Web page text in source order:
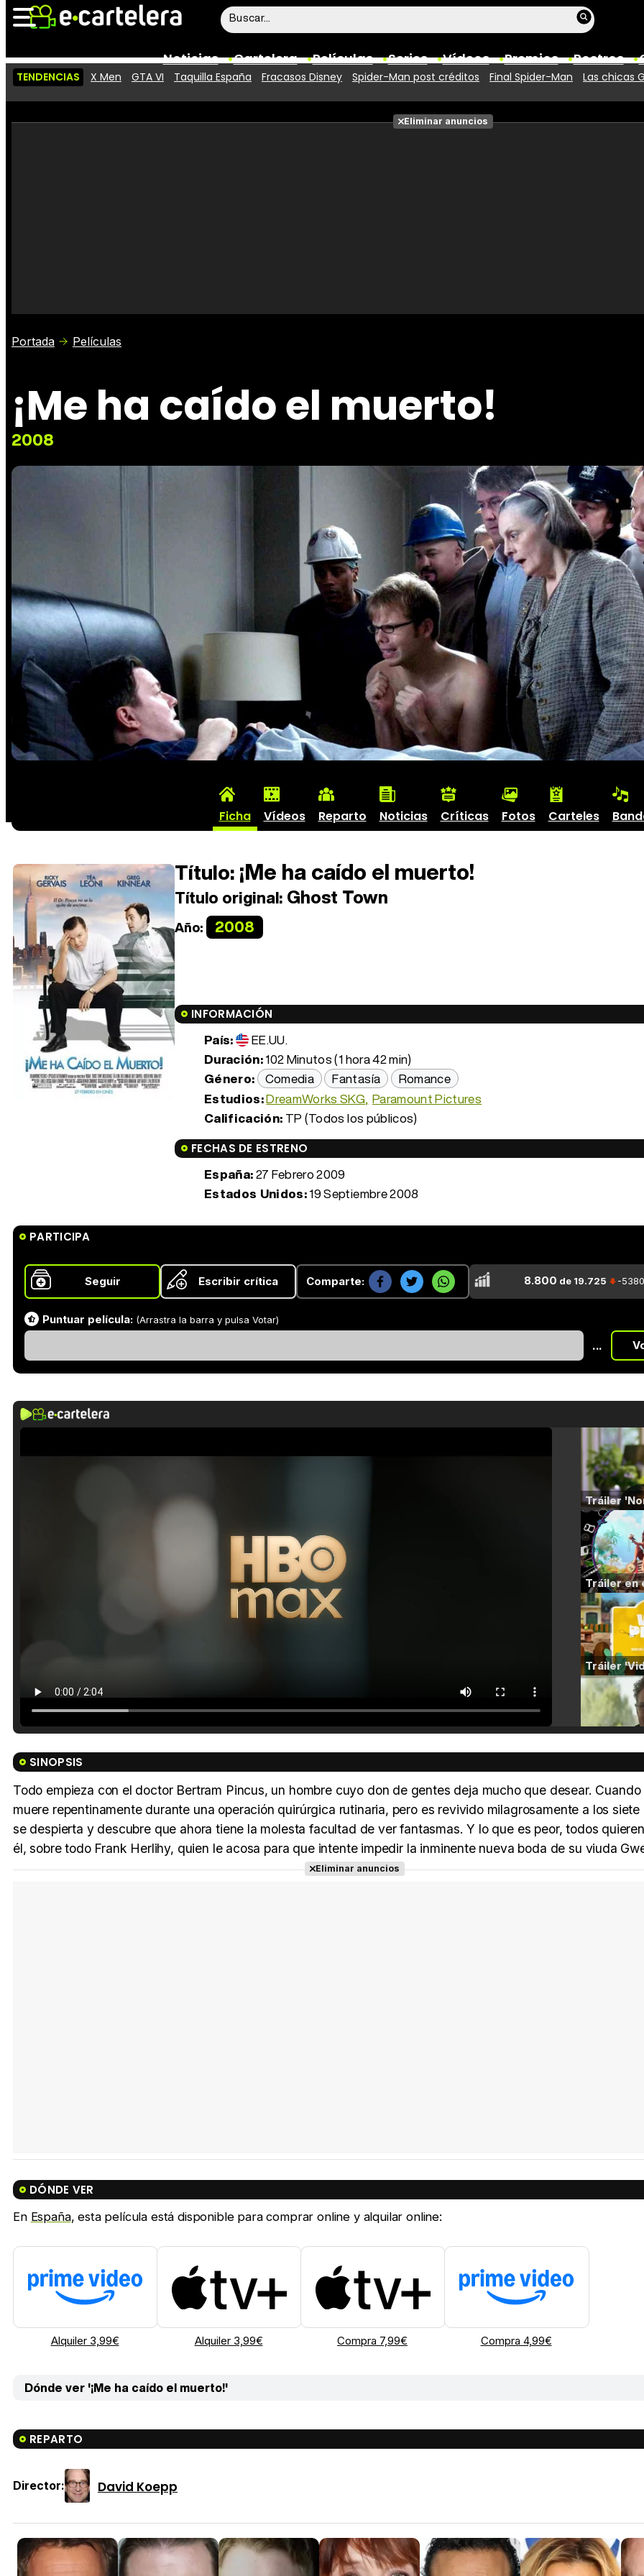
Noticias Cartelera Películas Series Vídeos Premios Rostros
Vídeos
Taquilla
Fotos
TENDENCIAS X Men GTA VI Taquilla España Fracasos Disney Spider-Man post créditos Final Spider-Man Las chicas
Eliminar anuncios
Portada Películas
¡Me ha caído el muerto!
2008
Ficha Vídeos Reparto Noticias Críticas Fotos Carteles
Título:¡Me ha caído el muerto!
Título original: Ghost Town
Año: 2008
INFORMACIÓN
País:
EE.UU.
Duración:102 Minutos (1 hora 42 min)
Género: Comedia Fantasía
Romance
Estudios:DreamWorks SKG Paramount Pictures
Calificación: TP (Todos los públicos)
FECHAS DE ESTRENO
España:27 Febrero 2009
Estados Unidos:19 Septiembre 2008
PARTICIPA
Seguir Escribir crítica Comparte: 8.800 de 19.725 -5380
Puntuar película: (Arrastra la barra y pulsa Votar)
...
SINOPSIS
Todo empieza con el doctor Bertram Pincus, un hombre cuyo don de gentes deja mucho que desear. Cuando
muere repentinamente durante una operación quirúrgica rutinaria, pero es revivido milagrosamente a los siete
se despierta y descubre que ahora tiene la molesta facultad de ver fantasmas. Y lo que es peor, todos
él, sobre todo Frank Herlihy, quien le acosa para que intente impedir la inminente nueva boda de su viuda
Eliminar anuncios
DÓNDE VER
En España, esta película está disponible para comprar online y alquilar online:
Alquiler 3,99€ Alquiler 3,99€ Compra 7,99€ Compra 4,99€
Dónde ver '¡Me ha caído el muerto!'
REPARTO
Director: David Koepp